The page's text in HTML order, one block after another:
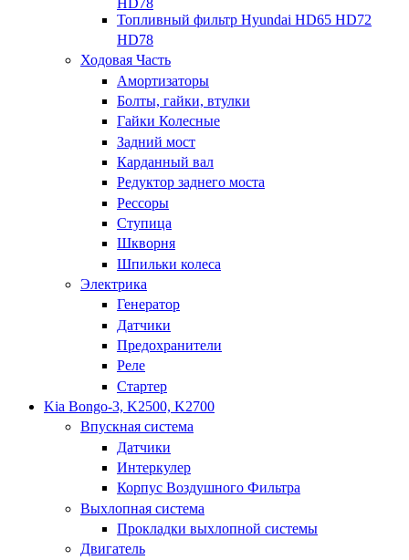
Топливный фильтр Hyundai HD65 HD72
HD78
Ходовая Часть
Амортизаторы
Болты, гайки, втулки
Гайки Колесные
Задний мост
Карданный вал
Редуктор заднего моста
Рессоры
Ступица
Шкворня
Шпильки колеса
Электрика
Генератор
Датчики
Предохранители
Реле
Стартер
Kia Bongo-3, K2500, K2700
Впускная система
Датчики
Интеркулер
Корпус Воздушного Фильтра
Выхлопная система
Прокладки выхлопной системы
Двигатель